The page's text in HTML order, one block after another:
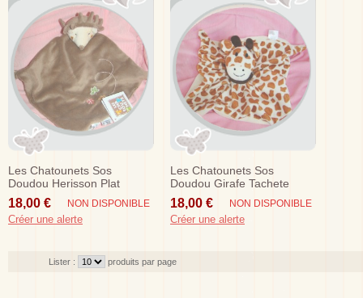
Les Chatounets Sos
Doudou Herisson Plat
Marron Feuilles
18,00 € NON DISPONIBLE
Créer une alerte
Les Chatounets Sos
Doudou Girafe Tachete
Marron Beige Plat
18,00 € NON DISPONIBLE
Créer une alerte
Lister : produits par page